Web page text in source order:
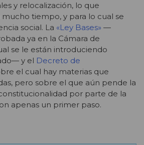
y relocalización, lo que
tiempo, y para lo cual se
social. La «Ley Bases» —
ya en la Cámara de
se le están introduciendo
y el Decreto de
el cual hay materias que
pero sobre el que aún pende la
por parte de la
apenas un primer paso.